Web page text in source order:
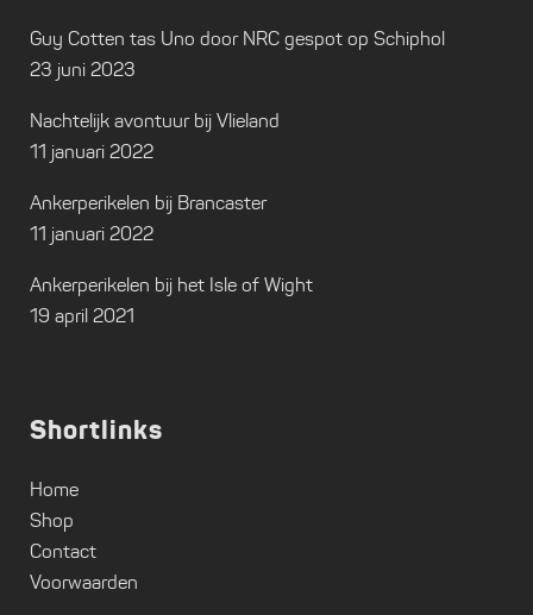
Guy Cotten tas Uno door NRC gespot op Schiphol
23 juni 2023
Nachtelijk avontuur bij Vlieland
11 januari 2022
Ankerperikelen bij Brancaster
11 januari 2022
Ankerperikelen bij het Isle of Wight
19 april 2021
Shortlinks
Home
Shop
Contact
Voorwaarden